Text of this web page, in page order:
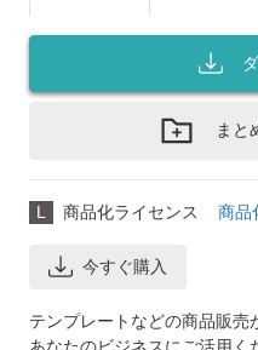
まと
L 商品化ライセンス 商品
今すぐ購入
テンプレートなどの商品販売